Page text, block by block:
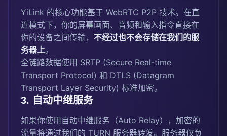
YiLink 的核心功能基于 WebRTC P2P 技术。在直
连模式下，你的屏幕画面、音频和输入指令直接在
你的设备之间传输， 不经过也不会存储在我们的服
务器上。
全链路数据使用 SRTP (Secure Real-time
Transport Protocol) 和 DTLS (Datagram
Transport Layer Security) 标准加密。
3. 自动中继服务
如果你使用自动中继服务（Auto Relay），加密的
流量将通过我们的 TURN 服务器转发。服务器仅负